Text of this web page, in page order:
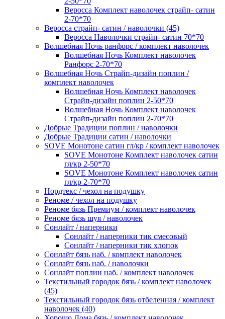
Веросса Комплект наволочек страйп- сатин
2-70*70
Веросса страйп- сатин / наволочки (45)
Веросса Наволочки страйп- сатин 70*70
Волшебная Ночь ранфорс / комплект наволочек
Волшебная Ночь Комплект наволочек
Ранфорс 2-70*70
Волшебная Ночь Страйп-дизайн поплин /
комплект наволочек
Волшебная Ночь Комплект наволочек
Страйп-дизайн поплин 2-50*70
Волшебная Ночь Комплект наволочек
Страйп-дизайн поплин 2-70*70
Добрые Традиции поплин / наволочки
Добрые Традиции сатин / наволочки
SOVE Монотоне сатин гл/кр / комплект наволочек
SOVE Монотоне Комплект наволочек сатин
гл/кр 2-50*70
SOVE Монотоне Комплект наволочек сатин
гл/кр 2-70*70
Нордтекс / чехол на подушку
Реноме / чехол на подушку
Реноме бязь Премиум / комплект наволочек
Реноме бязь шуя / наволочек
Сонлайт / наперники
Сонлайт / наперники тик смесовый
Сонлайт / наперники тик хлопок
Сонлайт бязь наб. / комплект наволочек
Сонлайт бязь наб. / наволочки
Сонлайт поплин наб. / комплект наволочек
Текстильный городок бязь / комплект наволочек
(45)
Текстильный городок бязь отбеленная / комплект
наволочек (40)